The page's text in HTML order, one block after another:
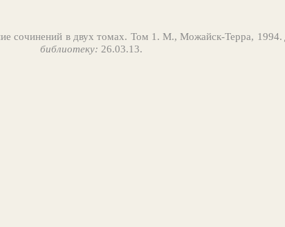
сочинений в двух томах. Том 1. М., Можайск-Терра, 1994.
библиотеку: 26.03.13.